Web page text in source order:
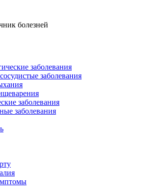
болезней
заболевания
заболевания
заболевания
заболевания